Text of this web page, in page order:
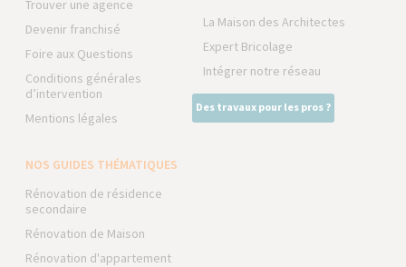
Trouver une agence
Devenir franchisé
Foire aux Questions
Conditions générales
d’intervention
Mentions légales
La Maison des Architectes
Expert Bricolage
Intégrer notre réseau
Des travaux pour les pros ?
NOS GUIDES THÉMATIQUES
Rénovation de résidence
secondaire
Rénovation de Maison
Rénovation d'appartement